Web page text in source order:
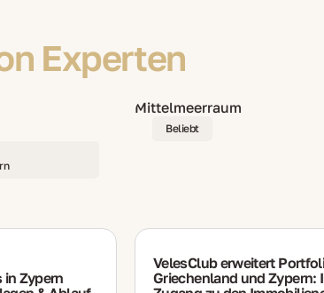
Experten
Zypern
Beliebt
VelesClub erweitert
Griechenland und Zypern: